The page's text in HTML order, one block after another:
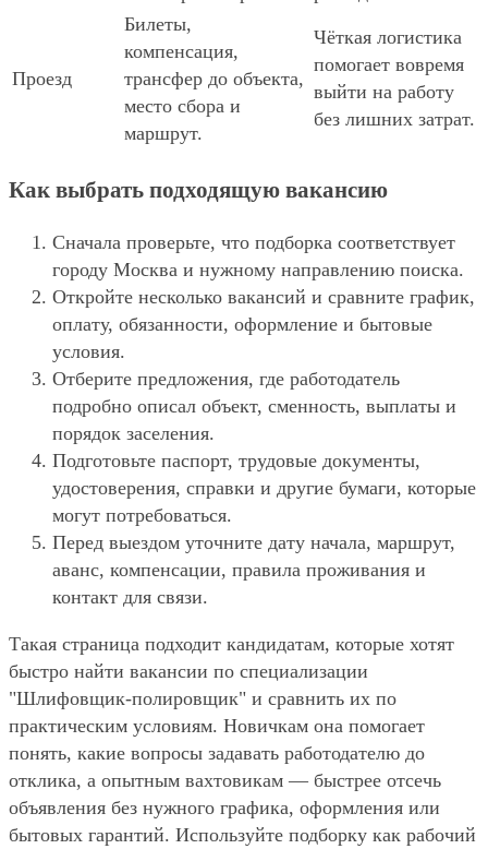
Проезд
Билеты,
компенсация,
трансфер до объекта,
место сбора и
маршрут.
Чёткая логистика
помогает вовремя
выйти на работу
без лишних затрат.
Как выбрать подходящую вакансию
Сначала проверьте, что подборка соответствует
городу Москва и нужному направлению поиска.
Откройте несколько вакансий и сравните график,
оплату, обязанности, оформление и бытовые
условия.
Отберите предложения, где работодатель
подробно описал объект, сменность, выплаты и
порядок заселения.
Подготовьте паспорт, трудовые документы,
удостоверения, справки и другие бумаги, которые
могут потребоваться.
Перед выездом уточните дату начала, маршрут,
аванс, компенсации, правила проживания и
контакт для связи.
Такая страница подходит кандидатам, которые хотят
быстро найти вакансии по специализации
"Шлифовщик-полировщик" и сравнить их по
практическим условиям. Новичкам она помогает
понять, какие вопросы задавать работодателю до
отклика, а опытным вахтовикам — быстрее отсечь
объявления без нужного графика, оформления или
бытовых гарантий. Используйте подборку как рабочий